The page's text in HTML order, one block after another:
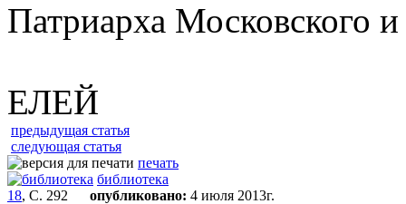
Патриарха Московского
ЕЛЕЙ
предыдущая статья
следующая статья
печать
библиотека
18, С. 292 опубликовано: 4 июля 2013г.